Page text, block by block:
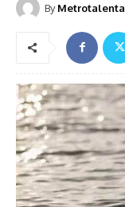
By Metrotalenta